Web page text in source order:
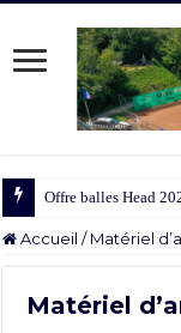
Offre balles Head
Accueil / Matériel
Matériel